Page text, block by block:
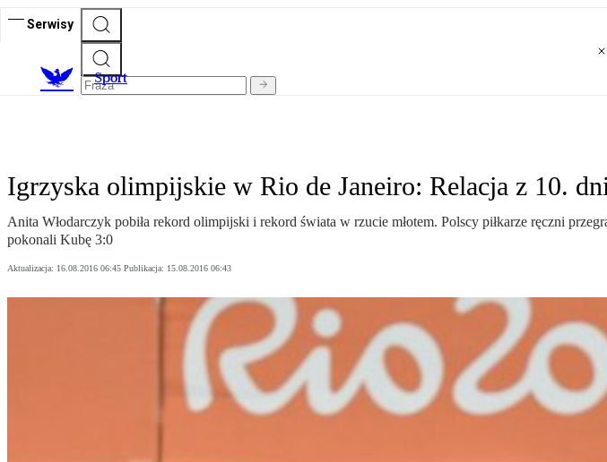
Serwisy
Sport
Igrzyska olimpijskie w Rio de Janeiro: Relacja z 10.
Anita Włodarczyk pobiła rekord olimpijski i rekord świata w rzucie młotem. Polscy piłkarze ręczni
pokonali Kubę 3:0
Aktualizacja: 16.08.2016 06:45 Publikacja: 15.08.2016 06:43